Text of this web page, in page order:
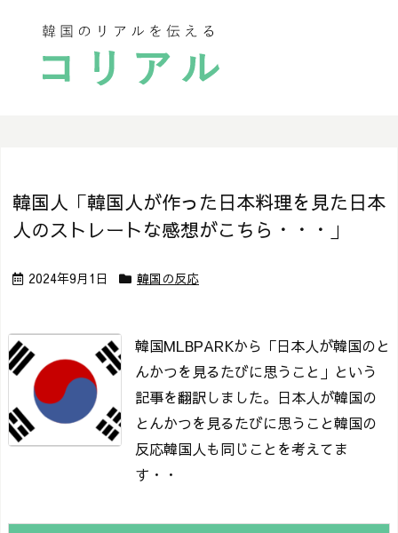
韓国人「韓国人が作った日本料理を見た日本
人のストレートな感想がこちら・・・」
2024年9月1日 韓国の反応
韓国MLBPARKから「日本人が韓国のと
んかつを見るたびに思うこと」という
記事を翻訳しました。 日本人が韓国の
とんかつを見るたびに思うこと韓国の
反応韓国人も同じことを考えてま
す・・